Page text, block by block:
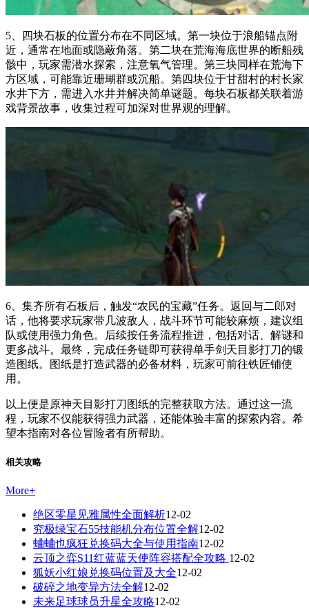
5、四块石板的位置分布在不同区域。第一块位于浪船锚点附
近，通常在地面或隐蔽角落。第二块在荒海海底世界的断船残
骸中，玩家需潜水探索，注意氧气管理。第三块同样在荒海下
方区域，可能靠近珊瑚群或沉船。第四块位于甘甜村的村长家
水井下方，需进入水井并解决简单谜题。每块石板都关联着游
戏背景故事，收集过程可加深对世界观的理解。
6、集齐所有石板后，触发“农民的宝藏”任务。返回与二郎对
话，他将要求玩家带几波敌人，战斗环节可能较麻烦，建议组
队或使用强力角色。后续按任务流程推进，包括对话、解谜和
更多战斗。最终，完成任务链即可获得单手剑天目影打刀的锻
造图纸。图纸是打造武器的必备材料，玩家可前往铁匠铺使
用。
以上便是原神天目影打刀图纸的完整获取方法。通过这一流
程，玩家不仅能获得强力武器，还能体验丰富的探索内容。希
望本指南对各位冒险者有所帮助。
相关攻略
More+
绝区零星见雅属性全面解析12-02
究极绿宝石55技能机分布位置全解12-02
蛐蛐也疯狂兑换码大全与使用指南12-02
云顶之弈S11红蓝蓝天使阵容搭配全攻略 12-02
狐妖小红娘兑换码位置及大全12-02
破碎之地变异方法全解12-02
未来足球球员升星全攻略12-02